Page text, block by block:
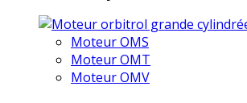
Moteur OMS
Moteur OMT
Moteur OMV